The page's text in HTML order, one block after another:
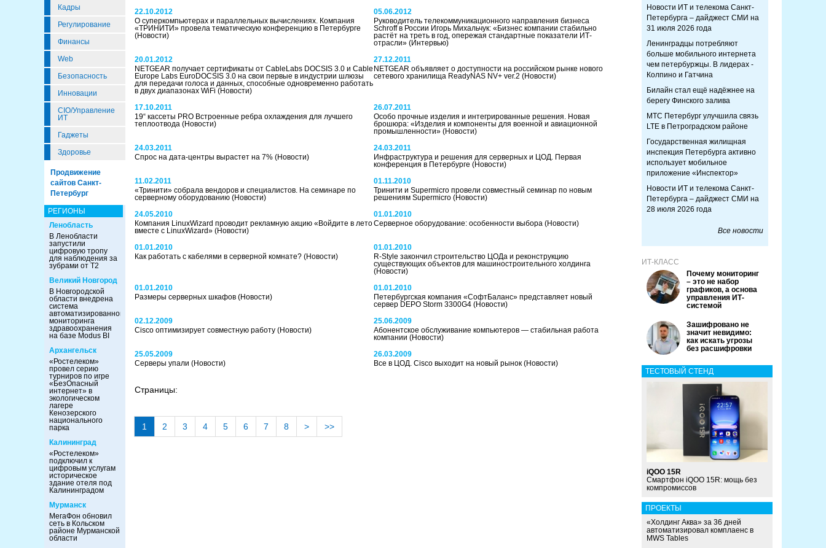
Кадры
Регулирование
Финансы
Web
Безопасность
Инновации
CIO/Управление
ИТ
Гаджеты
Здоровье
Продвижение
сайтов Санкт-
Петербург
РЕГИОНЫ
Ленобласть
В Ленобласти
запустили
цифровую тропу
для наблюдения за
зубрами от Т2
Великий Новгород
В Новгородской
области внедрена
система
автоматизированного
мониторинга
здравоохранения
на базе Modus BI
Архангельск
«Ростелеком»
провел серию
турниров по игре
«БезОпасный
интернет» в
экологическом
лагере
Кенозерского
национального
парка
Калининград
«Ростелеком»
подключил к
цифровым услугам
историческое
здание отеля под
Калининградом
Мурманск
МегаФон обновил
сеть в Кольском
районе Мурманской
области
22.10.2012
О суперкомпьютерах и параллельных вычислениях. Компания
«ТРИНИТИ» провела тематическую конференцию в Петербурге
(Новости)
05.06.2012
Руководитель телекоммуникационного направления бизнеса
Schroff в России Игорь Михальчук: «Бизнес компании стабильно
растёт на треть в год, опережая стандартные показатели ИТ-
отрасли» (Интервью)
20.01.2012
NETGEAR получает сертификаты от CableLabs DOCSIS 3.0 и Cable
Europe Labs EuroDOCSIS 3.0 на свои первые в индустрии шлюзы
для передачи голоса и данных, способные одновременно работать
в двух диапазонах WiFi (Новости)
27.12.2011
NETGEAR объявляет о доступности на российском рынке нового
сетевого хранилища ReadyNAS NV+ ver.2 (Новости)
17.10.2011
19“ кассеты PRO Встроенные ребра охлаждения для лучшего
теплоотвода (Новости)
26.07.2011
Особо прочные изделия и интегрированные решения. Новая
брошюра: «Изделия и компоненты для военной и авиационной
промышленности» (Новости)
24.03.2011
Спрос на дата-центры вырастет на 7% (Новости)
24.03.2011
Инфраструктура и решения для серверных и ЦОД. Первая
конференция в Петербурге (Новости)
11.02.2011
«Тринити» собрала вендоров и специалистов. На семинаре по
серверному оборудованию (Новости)
01.11.2010
Тринити и Supermicro провели совместный семинар по новым
решениям Supermicro (Новости)
24.05.2010
Компания LinuxWizard проводит рекламную акцию «Войдите в лето
вместе с LinuxWizard» (Новости)
01.01.2010
Серверное оборудование: особенности выбора (Новости)
01.01.2010
Как работать с кабелями в серверной комнате? (Новости)
01.01.2010
R-Style закончил строительство ЦОДа и реконструкцию
существующих объектов для машиностроительного холдинга
(Новости)
01.01.2010
Размеры серверных шкафов (Новости)
01.01.2010
Петербургская компания «СофтБаланс» представляет новый
сервер DEPO Storm 3300G4 (Новости)
02.12.2009
Cisco оптимизирует совместную работу (Новости)
25.06.2009
Абонентское обслуживание компьютеров — стабильная работа
компании (Новости)
25.05.2009
Серверы упали (Новости)
26.03.2009
Все в ЦОД. Cisco выходит на новый рынок (Новости)
Страницы:
1 2 3 4 5 6 7 8 > >>
Новости ИТ и телекома Санкт-
Петербурга – дайджест СМИ на
31 июля 2026 года
Ленинградцы потребляют
больше мобильного интернета
чем петербуржцы. В лидерах -
Колпино и Гатчина
Билайн стал ещё надёжнее на
берегу Финского залива
МТС Петербург улучшила связь
LTE в Петроградском районе
Государственная жилищная
инспекция Петербурга активно
использует мобильное
приложение «Инспектор»
Новости ИТ и телекома Санкт-
Петербурга – дайджест СМИ на
28 июля 2026 года
Все новости
ИТ-КЛАСС
Почему мониторинг
– это не набор
графиков, а основа
управления ИТ-
системой
Зашифровано не
значит невидимо:
как искать угрозы
без расшифровки
ТЕСТОВЫЙ СТЕНД
iQOO 15R
Смартфон iQOO 15R: мощь без
компромиссов
ПРОЕКТЫ
«Холдинг Аква» за 36 дней
автоматизировал комплаенс в
MWS Tables